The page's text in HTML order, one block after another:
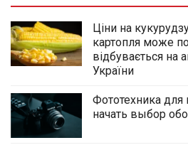
Ціни на
картопля може
відбувається на
України
Фототехника для
начать выбор